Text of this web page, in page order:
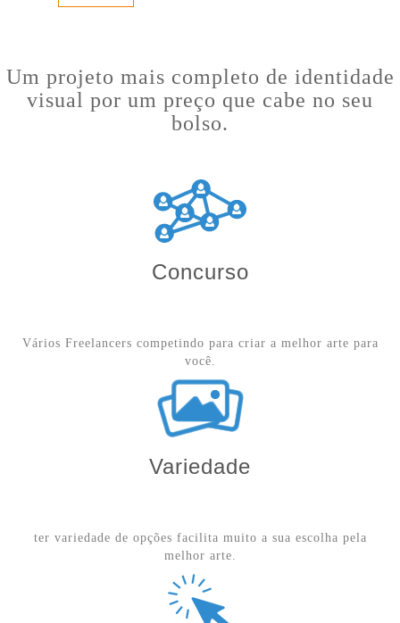
Um projeto mais completo de identidade
visual por um preço que cabe no seu
bolso.
Concurso
Vários Freelancers competindo para criar a melhor arte para
você.
Variedade
ter variedade de opções facilita muito a sua escolha pela
melhor arte.